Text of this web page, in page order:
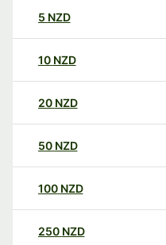
5 NZD
10 NZD
20 NZD
50 NZD
100 NZD
250 NZD